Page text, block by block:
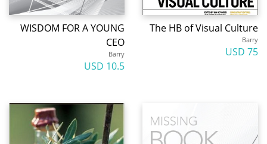
The HB of Visual Culture
Barry
75 USD
WISDOM FOR A YOUNG
CEO
Barry
10.5 USD